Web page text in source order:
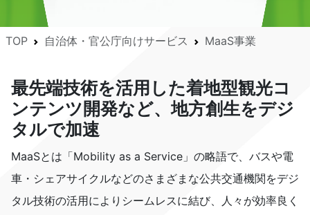
TOP 自治体・官公庁向けサービス MaaS事業
最先端技術を活用した着地型観光コ
ンテンツ開発など、地方創生をデジ
タルで加速
MaaSとは「Mobility as a Service」の略語で、バスや電
車・シェアサイクルなどのさまざまな公共交通機関をデジ
タル技術の活用によりシームレスに結び、人々が効率良く